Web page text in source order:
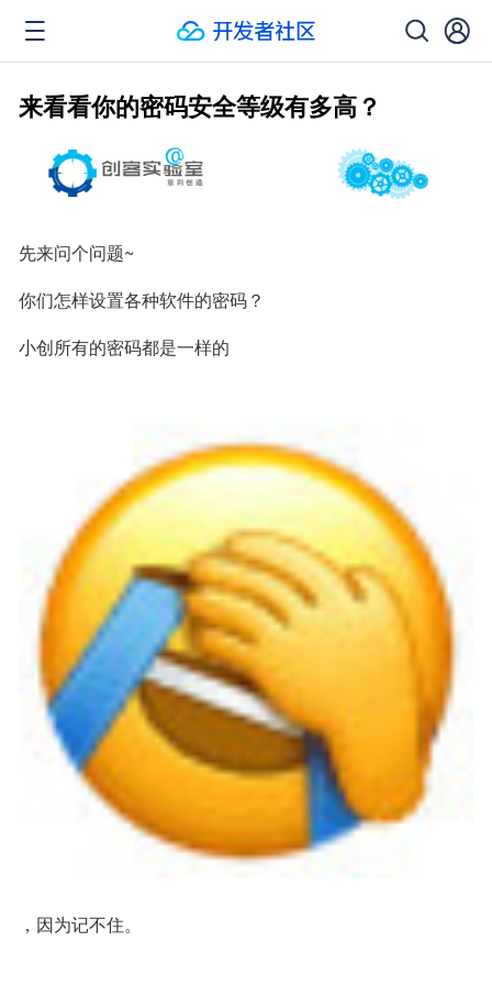
来看看你的密码安全等级有多高？
先来问个问题~
你们怎样设置各种软件的密码？
小创所有的密码都是一样的
，因为记不住。